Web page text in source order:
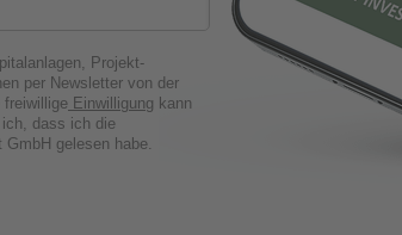
Projekt-
per Newsletter von der
freiwillige Einwilligung kann
dass ich die
gelesen habe.